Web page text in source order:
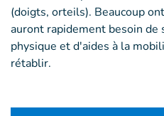
(doigts, orteils). Beaucoup
auront rapidement besoin de
physique et d'aides à la
rétablir.